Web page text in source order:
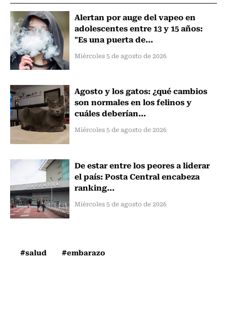
Alertan por auge del vapeo en
adolescentes entre 13 y 15 años:
"Es una puerta de...
Miércoles 5 de agosto de 2026
Agosto y los gatos: ¿qué cambios
son normales en los felinos y
cuáles deberían...
Miércoles 5 de agosto de 2026
De estar entre los peores a liderar
el país: Posta Central encabeza
ranking...
Miércoles 5 de agosto de 2026
#salud #embarazo